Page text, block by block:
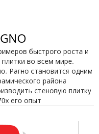
быстрого роста и
плитки во всем мире.
Рагно становится одним
района
стеновую плитку
его опыт
для различных
как на национальном, так